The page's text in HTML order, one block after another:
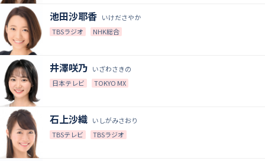
いけださやか
池田沙耶香
TBSラジオ NHK総合
いざわさきの
井澤咲乃
日本テレビ TOKYO MX
いしがみさおり
石上沙織
TBSテレビ TBSラジオ